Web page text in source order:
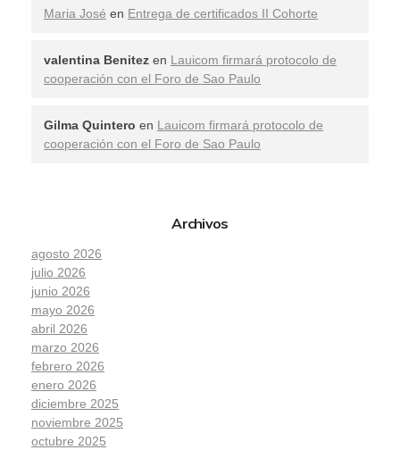
Maria José en Entrega de certificados II Cohorte
valentina Benitez en Lauicom firmará protocolo de
cooperación con el Foro de Sao Paulo
Gilma Quintero en Lauicom firmará protocolo de
cooperación con el Foro de Sao Paulo
Archivos
agosto 2026
julio 2026
junio 2026
mayo 2026
abril 2026
marzo 2026
febrero 2026
enero 2026
diciembre 2025
noviembre 2025
octubre 2025